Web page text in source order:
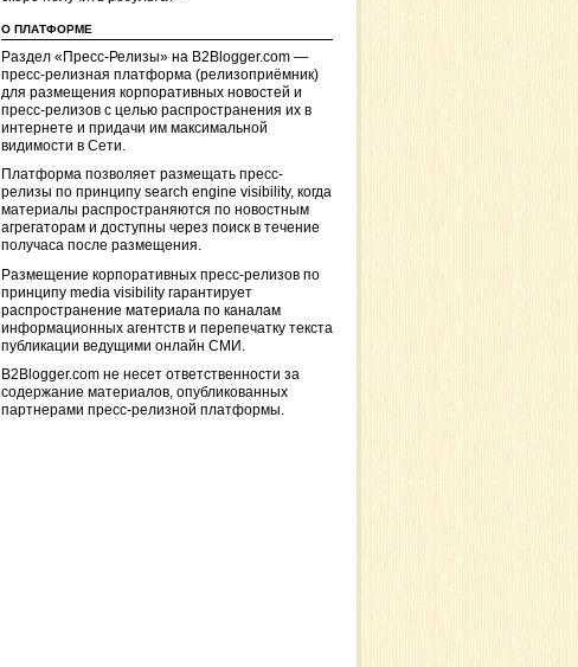
О ПЛАТФОРМЕ
Раздел «Пресс-Релизы» на B2Blogger.com —
пресс-релизная платформа (релизоприёмник)
для размещения корпоративных новостей и
пресс-релизов с целью распространения их в
интернете и придачи им максимальной
видимости в Сети.
Платформа позволяет размещать пресс-
релизы по принципу search engine visibility, когда
материалы распространяются по новостным
агрегаторам и доступны через поиск в течение
получаса после размещения.
Размещение корпоративных пресс-релизов по
принципу media visibility гарантирует
распространение материала по каналам
информационных агентств и перепечатку текста
публикации ведущими онлайн СМИ.
B2Blogger.com не несет ответственности за
содержание материалов, опубликованных
партнерами пресс-релизной платформы.